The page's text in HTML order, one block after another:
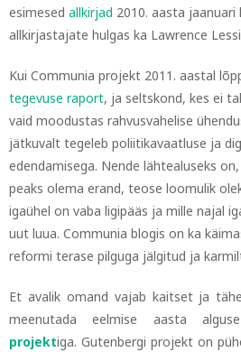
esimesed allkirjad 2010. aasta
allkirjastajate hulgas ka Lawrence
Kui Communia projekt 2011. aastal
tegevuse raport, ja seltskond, kes ei
vaid moodustas rahvusvahelise
jätkuvalt tegeleb poliitikavaatluse ja
edendamisega. Nende lähtealuseks
peaks olema erand, teose loomulik
igaühel on vaba ligipääs ja mille najal
uut luua. Communia blogis on ka
reformi terase pilguga jälgitud ja
Et avalik omand vajab kaitset ja
meenutada eelmise aasta
projektiga. Gutenbergi projekt on